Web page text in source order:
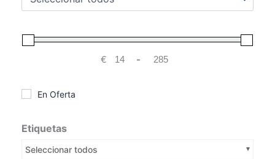
€ Minimum Price
- Maximum Price
En Oferta
Etiquetas
Seleccionar todos